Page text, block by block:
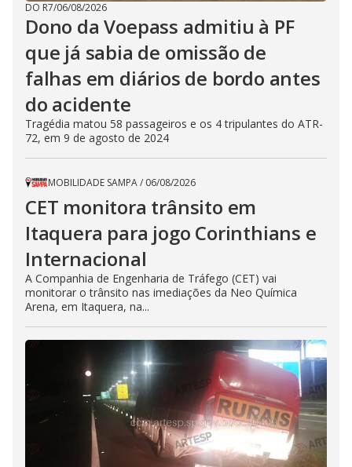
DO R7/06/08/2026
Dono da Voepass admitiu à PF
que já sabia de omissão de
falhas em diários de bordo antes
do acidente
Tragédia matou 58 passageiros e os 4 tripulantes do ATR-
72, em 9 de agosto de 2024
MOBILIDADE SAMPA/ 06/08/2026
CET monitora trânsito em
Itaquera para jogo Corinthians e
Internacional
A Companhia de Engenharia de Tráfego (CET) vai
monitorar o trânsito nas imediações da Neo Química
Arena, em Itaquera, na...